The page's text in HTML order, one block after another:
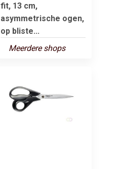
fit, 13 cm,
asymmetrische ogen,
op bliste...
Meerdere shops